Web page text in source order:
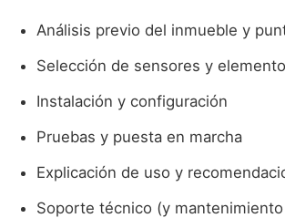
Análisis previo del inmueble y
Selección de sensores y
Instalación y configuración
Pruebas y puesta en marcha
Explicación de uso y
Soporte técnico (y